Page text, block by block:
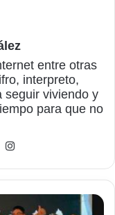
entre otras
interpreto,
seguir viviendo y
para que no
Pinterest